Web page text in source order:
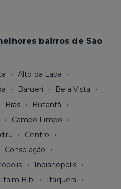
bairros de São
Alto da Lapa
Barueri
Bela Vista
Brás
Butantã
Campo Limpo
Centro
Consolação
Indianópolis
Itaim Bibi
Itaquera